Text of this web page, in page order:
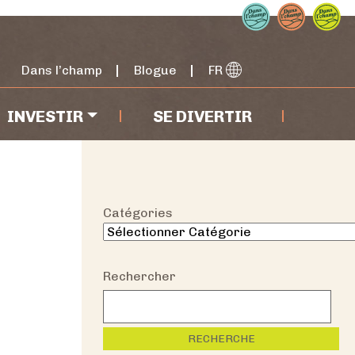
Dans l’champ Blogue FR
INVESTIR SE DIVERTIR
Catégories
Rechercher
RECHERCHE